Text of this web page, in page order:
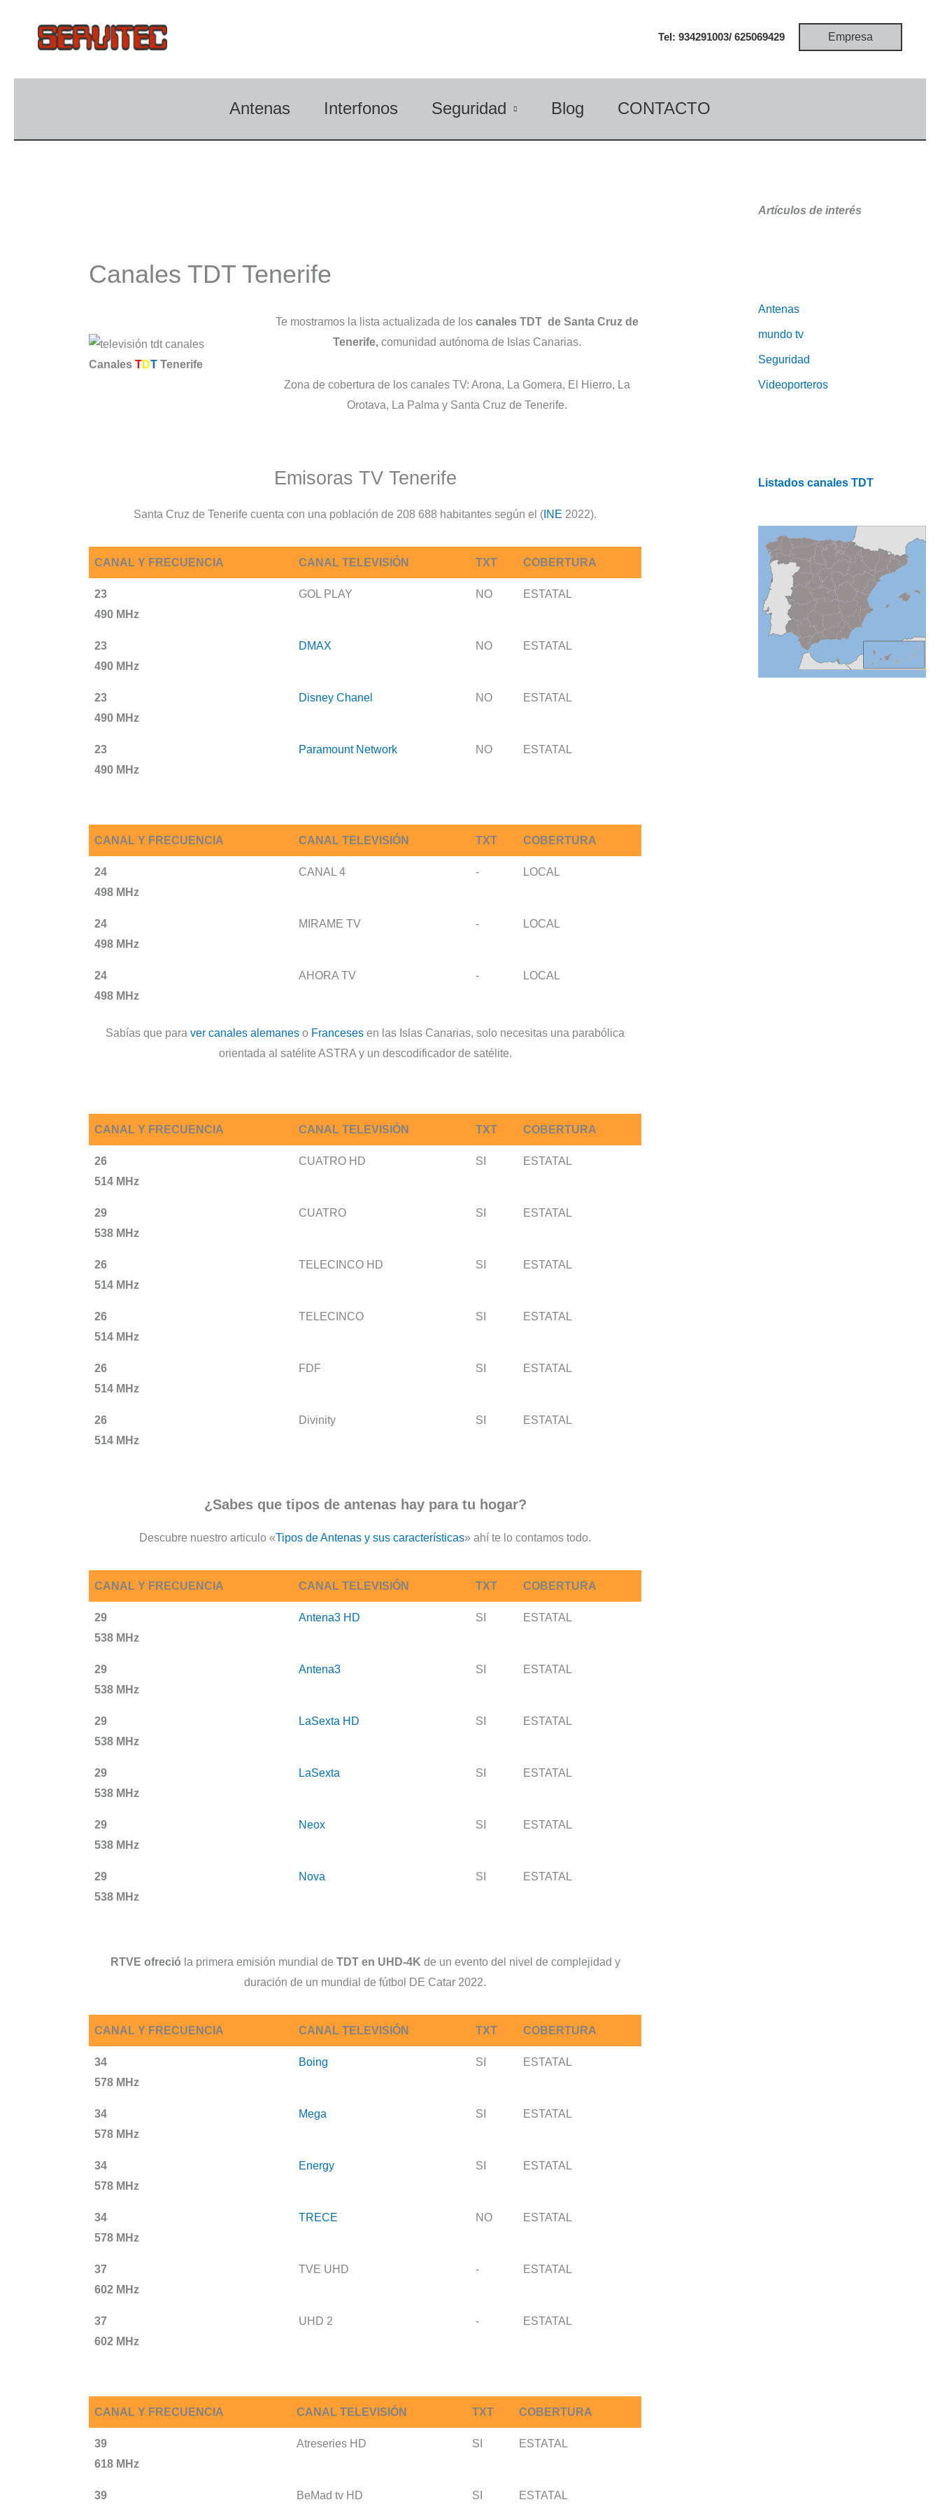
contenido
Tel: 934291003/ 625069429 Empresa
Antenas Interfonos Seguridad Blog CONTACTO
Canales TDT Tenerife
Canales TDTTenerife
Te mostramos la lista actualizada de loscanales TDT de Santa Cruz de
Tenerife,comunidad autónoma de Islas Canarias.
Zona de cobertura de los canales TV: Arona, La Gomera, El Hierro, La
Orotava, La Palma y Santa Cruz de Tenerife.
Emisoras TV Tenerife
Santa Cruz de Tenerife cuenta con una población de 208 688 habitantes según el ( INE 2022).
CANAL Y FRECUENCIA CANAL TELEVISIÓN TXT COBERTURA
23
490 MHz
GOL PLAY NO ESTATAL
23
490 MHz
DMAX NO ESTATAL
23
490 MHz
Disney Chanel NO ESTATAL
23
490 MHz
Paramount Network NO ESTATAL
CANAL Y FRECUENCIA CANAL TELEVISIÓN TXT COBERTURA
24
498 MHz
CANAL 4 - LOCAL
24
498 MHz
MIRAME TV - LOCAL
24
498 MHz
AHORA TV - LOCAL
Sabías que paraver canales alemanes o Francesesen las Islas Canarias, solo necesitas una parabólica
orientada al satélite ASTRA y un descodificador de satélite.
CANAL Y FRECUENCIA CANAL TELEVISIÓN TXT COBERTURA
26
514 MHz
CUATRO HD SI ESTATAL
29
538 MHz
CUATRO SI ESTATAL
26
514 MHz
TELECINCO HD SI ESTATAL
26
514 MHz
TELECINCO SI ESTATAL
26
514 MHz
FDF SI ESTATAL
26
514 MHz
Divinity SI ESTATAL
¿Sabes que tipos de antenas hay para tu hogar?
Descubre nuestro articulo «Tipos de Antenas y sus características» ahí te lo contamos todo.
CANAL Y FRECUENCIA CANAL TELEVISIÓN TXT COBERTURA
29
538 MHz
Antena3 HD SI ESTATAL
29
538 MHz
Antena3 SI ESTATAL
29
538 MHz
LaSexta HD SI ESTATAL
29
538 MHz
LaSexta SI ESTATAL
29
538 MHz
Neox SI ESTATAL
29
538 MHz
Nova SI ESTATAL
RTVE ofreció la primera emisión mundial de TDT en UHD-4K de un evento del nivel de complejidad y
duración de un mundial de fútbol DE Catar 2022.
CANAL Y FRECUENCIA CANAL TELEVISIÓN TXT COBERTURA
34
578 MHz
Boing SI ESTATAL
34
578 MHz
Mega SI ESTATAL
34
578 MHz
Energy SI ESTATAL
34
578 MHz
TRECE NO ESTATAL
37
602 MHz
TVE UHD - ESTATAL
37
602 MHz
UHD 2 - ESTATAL
CANAL Y FRECUENCIA CANAL TELEVISIÓN TXT COBERTURA
39
618 MHz
Atreseries HD SI ESTATAL
39 BeMad tv HD SI ESTATAL
Artículos de interés
Antenas
mundo tv
Seguridad
Videoporteros
Listados canales TDT